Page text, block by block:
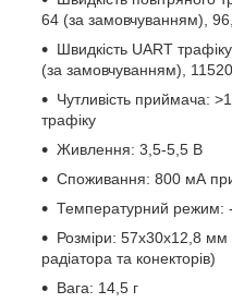
64 (за замовчуванням),
Швидкість UART
(за замовчуванням),
Чутливість приймача:
трафіку
Живлення: 3,5-5,5 В
Споживання: 800 мА
Температурний режим:
Розміри: 57х30х12,8
радіатора та конекторів)
Вага: 14,5 г